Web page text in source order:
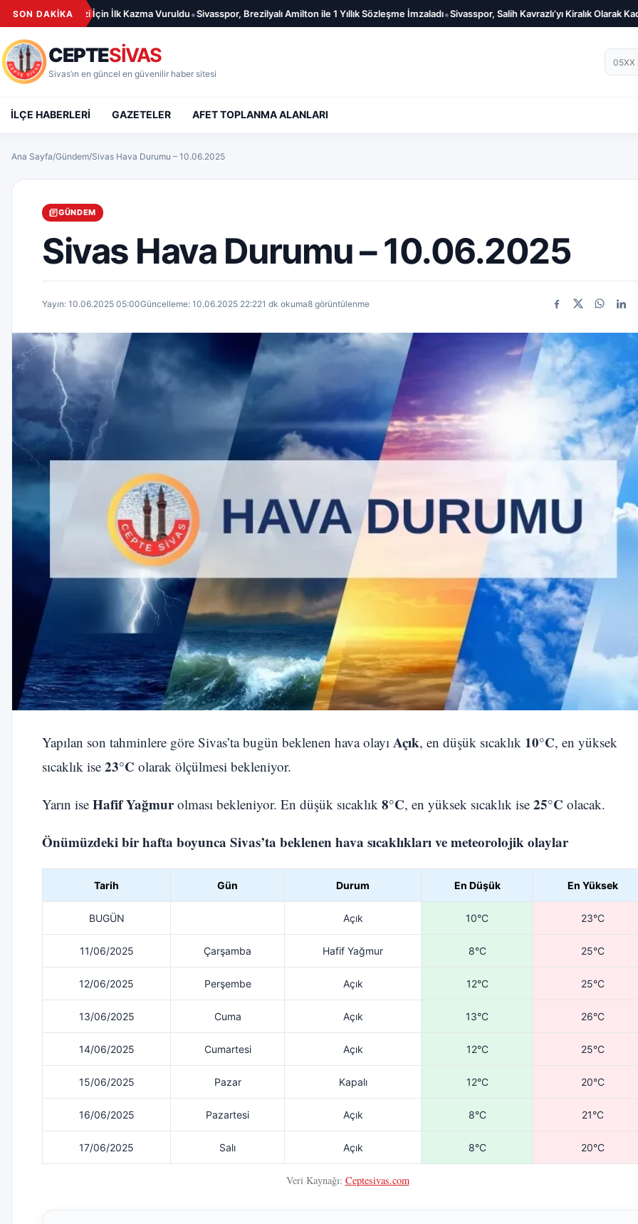
İçeriğe geç
SON DAKİKA
Merkezi İçin İlk Kazma Vuruldu•Sivasspor, Brezilyalı Amilton ile 1 Yıllık Sözleşme İmzaladı•Sivasspor, Salih Kavrazlı’yı Kiralık Olarak Kadrosuna Kattı
CEPTESİVAS
Sivas’ın en güncel en güvenilir haber sitesi
İLÇE HABERLERİ GAZETELER AFET TOPLANMA ALANLARI
Ana Sayfa/Gündem/Sivas Hava Durumu – 10.06.2025
GÜNDEM
Sivas Hava Durumu – 10.06.2025
Yayın: 10.06.2025 05:00Güncelleme: 10.06.2025 22:221 dk okuma8 görüntülenme
Facebook
X
Yapılan son tahminlere göre Sivas’ta bugün beklenen hava olayı Açık, en düşük sıcaklık 10°C, en yüksek
sıcaklık ise 23°C olarak ölçülmesi bekleniyor.
Yarın ise Hafif Yağmurolması bekleniyor. En düşük sıcaklık 8°C, en yüksek sıcaklık ise 25°C olacak.
Önümüzdeki bir hafta boyunca Sivas’ta beklenen hava sıcaklıkları ve meteorolojik olaylar
Tarih Gün Durum En Düşük En Yüksek
BUGÜN Açık 10°C 23°C
11/06/2025 Çarşamba Hafif Yağmur 8°C 25°C
12/06/2025 Perşembe Açık 12°C 25°C
13/06/2025 Cuma Açık 13°C 26°C
14/06/2025 Cumartesi Açık 12°C 25°C
15/06/2025 Pazar Kapalı 12°C 20°C
16/06/2025 Pazartesi Açık 8°C 21°C
17/06/2025 Salı Açık 8°C 20°C
Veri Kaynağı: Ceptesivas.com